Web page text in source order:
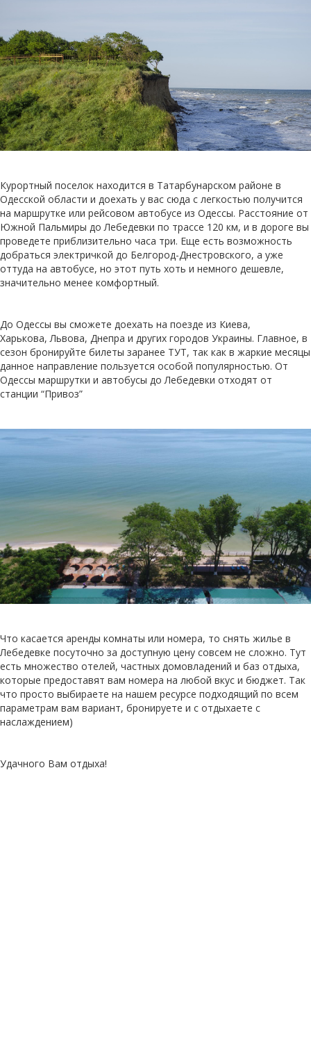
Курортный поселок находится в Татарбунарском районе в
Одесской области и доехать у вас сюда с легкостью получится
на маршрутке или рейсовом автобусе из Одессы. Расстояние от
Южной Пальмиры до Лебедевки по трассе 120 км, и в дороге вы
проведете приблизительно часа три. Еще есть возможность
добраться электричкой до Белгород-Днестровского, а уже
оттуда на автобусе, но этот путь хоть и немного дешевле,
значительно менее комфортный.
До Одессы вы сможете доехать на поезде из Киева,
Харькова, Львова, Днепра и других городов Украины. Главное, в
сезон бронируйте билеты заранее ТУТ, так как в жаркие месяцы
данное направление пользуется особой популярностью. От
Одессы маршрутки и автобусы до Лебедевки отходят от
станции “Привоз”
Что касается аренды комнаты или номера, то снять жилье в
Лебедевке посуточно за доступную цену совсем не сложно. Тут
есть множество отелей, частных домовладений и баз отдыха,
которые предоставят вам номера на любой вкус и бюджет. Так
что просто выбираете на нашем ресурсе подходящий по всем
параметрам вам вариант, бронируете и с отдыхаете с
наслаждением)
Удачного Вам отдыха!